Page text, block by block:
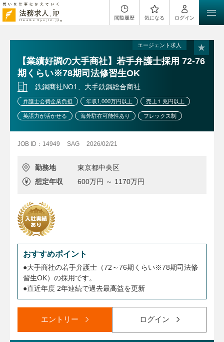
閲覧履歴 気になる ログイン
エージェント求人
【業績好調の大手商社】若手弁護士採用 72-76
期くらい※78期司法修習生OK
鉄鋼商社NO1、大手鉄鋼総合商社
弁護士会費企業負担 年収1,000万円以上 売上１兆円以上
英語力が活かせる 海外駐在可能性あり フレックス制
JOB ID：14949 SAG 2026/02/21
勤務地
東京都中央区
想定年収
600万円 ～ 1170万円
おすすめポイント
●大手商社の若手弁護士（72～76期くらい※78期司法修
習生OK）の採用です。
●直近年度 2年連続で過去最高益を更新
エントリー ログイン